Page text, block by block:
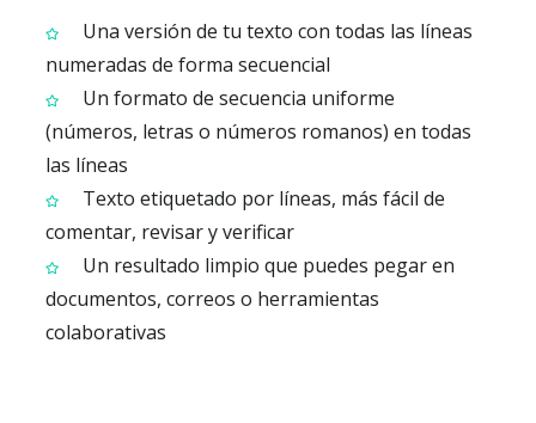
Una versión de tu texto con todas las líneas
numeradas de forma secuencial
Un formato de secuencia uniforme
(números, letras o números romanos) en todas
las líneas
Texto etiquetado por líneas, más fácil de
comentar, revisar y verificar
Un resultado limpio que puedes pegar en
documentos, correos o herramientas
colaborativas